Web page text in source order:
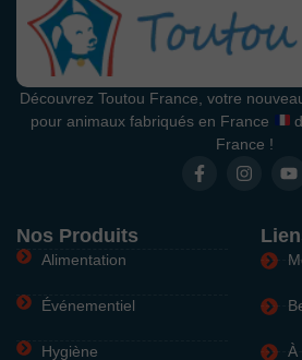
Découvrez Toutou France, votre
pour animaux fabriqués en France
France !
Nos Produits
Alimentation
Événementiel
Hygiène À